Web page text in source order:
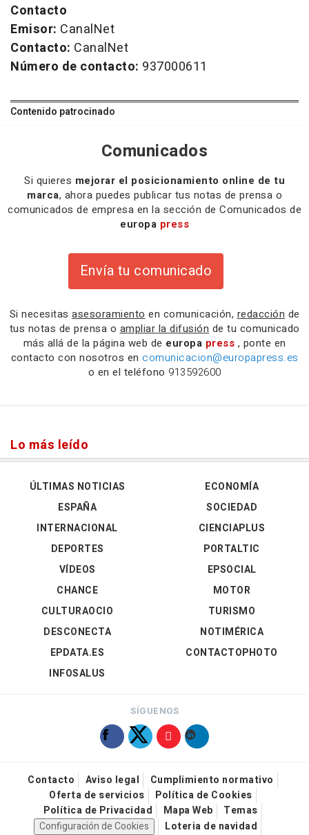
Contacto
Emisor: CanalNet
Contacto: CanalNet
Número de contacto: 937000611
Contenido patrocinado
Comunicados
Si quieres mejorar el posicionamiento online de tu
marca, ahora puedes publicar tus notas de prensa o
comunicados de empresa en la sección de Comunicados de
europa press
Envía tu comunicado
Si necesitas asesoramiento en comunicación, redacción de
tus notas de prensa o ampliar la difusión de tu comunicado
más allá de la página web de europa press , ponte en
contacto con nosotros en comunicacion@europapress.es
o en el teléfono 913592600
Lo más leído
ÚLTIMAS NOTICIAS
ESPAÑA
INTERNACIONAL
DEPORTES
VÍDEOS
ECONOMÍA
SOCIEDAD
CIENCIAPLUS
PORTALTIC
EPSOCIAL
CHANCE
CULTURAOCIO
DESCONECTA
EPDATA.ES
INFOSALUS
MOTOR
TURISMO
NOTIMÉRICA
CONTACTOPHOTO
SÍGUENOS
Contacto Aviso legal
Cumplimiento normativo
Oferta de servicios
Política de Cookies
Política de Privacidad
Mapa Web
Temas
Configuración de Cookies
Loteria de navidad